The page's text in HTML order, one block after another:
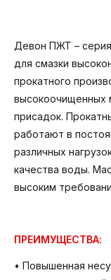
Девон ПЖТ –
для смазки
прокатного
высокоочищенных
присадок.
работают в
различных
качества воды.
высоким
ПРЕИМУЩЕСТВА:
• Повышенная